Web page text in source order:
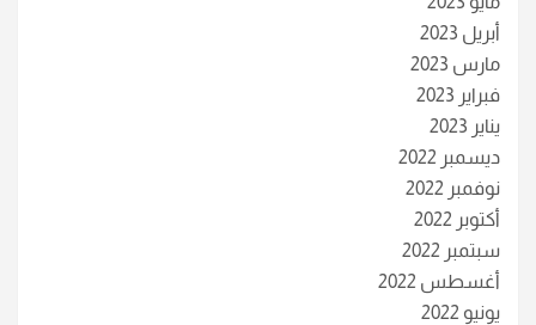
أبريل 2023
مارس 2023
فبراير 2023
يناير 2023
ديسمبر 2022
نوفمبر 2022
أكتوبر 2022
سبتمبر 2022
أغسطس 2022
يونيو 2022